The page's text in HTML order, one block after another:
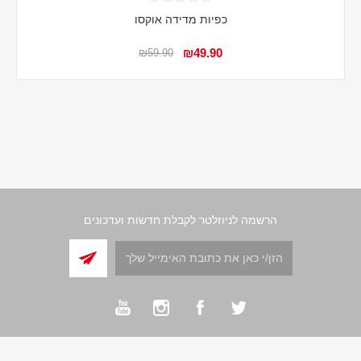
כפיות מדידה אוקסו
₪49.90
₪59.90
הרשמה לניוזלטר לקבלת חדשות ועדכונים